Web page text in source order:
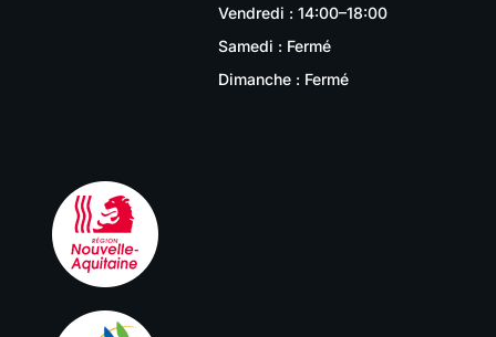
Vendredi : 14:00–18:00
Samedi : Fermé
Dimanche : Fermé